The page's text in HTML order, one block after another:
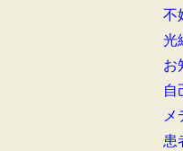
不
光
お
自
メ
患